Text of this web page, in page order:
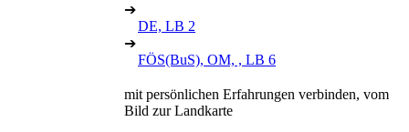
➔
DE, LB 2
➔
FÖS(BuS), OM, , LB 6
mit persönlichen Erfahrungen verbinden, vom
Bild zur Landkarte